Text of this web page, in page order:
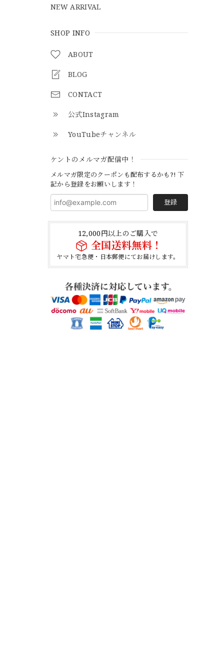
NEW ARRIVAL
SHOP INFO
ABOUT
BLOG
CONTACT
公式Instagram
YouTubeチャンネル
ケントのメルマガ配信中！
メルマガ限定のクーポンも配布するかも?! 下
記から登録をお願いします！
登録
12,000円以上のご購入で
全国送料無料！
ヤマト宅急便・日本郵便にてお届けします。